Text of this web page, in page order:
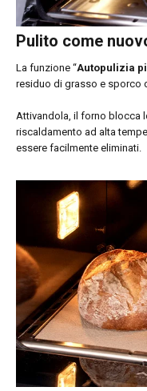
Pulito come
La funzione “Autopulizia
residuo di grasso e sporco
Attivandola, il forno blocca
riscaldamento ad alta
essere facilmente eliminati.